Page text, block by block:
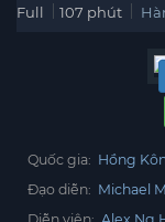
Full 107 phút
Quốc gia: Hồng
Đạo diễn: Michael